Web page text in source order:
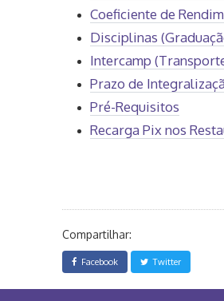
Coeficiente de
Disciplinas
Intercamp
Prazo de
Pré-Requisitos
Recarga Pix nos
Compartilhar:
Facebook Twitter